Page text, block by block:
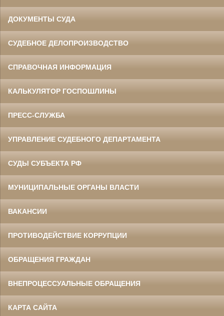
ДОКУМЕНТЫ СУДА
СУДЕБНОЕ ДЕЛОПРОИЗВОДСТВО
СПРАВОЧНАЯ ИНФОРМАЦИЯ
КАЛЬКУЛЯТОР ГОСПОШЛИНЫ
ПРЕСС-СЛУЖБА
УПРАВЛЕНИЕ СУДЕБНОГО ДЕПАРТАМЕНТА
СУДЫ СУБЪЕКТА РФ
МУНИЦИПАЛЬНЫЕ ОРГАНЫ ВЛАСТИ
ВАКАНСИИ
ПРОТИВОДЕЙСТВИЕ КОРРУПЦИИ
ОБРАЩЕНИЯ ГРАЖДАН
ВНЕПРОЦЕССУАЛЬНЫЕ ОБРАЩЕНИЯ
КАРТА САЙТА